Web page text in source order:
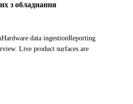
з обладнання
Hardware data ingestionReporting
Live product surfaces are